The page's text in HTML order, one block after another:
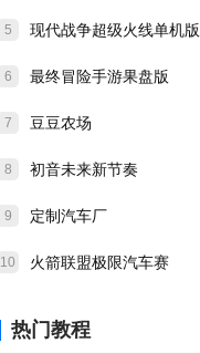
5 现代战争超级火线单机版
6 最终冒险手游果盘版
7 豆豆农场
8 初音未来新节奏
9 定制汽车厂
10 火箭联盟极限汽车赛
热门教程